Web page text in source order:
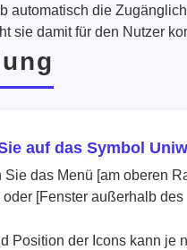
automatisch die
sie damit für den Nutzer
auf das Symbol
Sie das Menü [am oberen
oder [Fenster außerhalb des
Position der Icons kann je